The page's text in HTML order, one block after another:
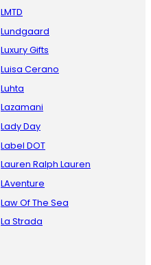
LMTD
Lundgaard
Luxury Gifts
Luisa Cerano
Luhta
Lazamani
Lady Day
Label DOT
Lauren Ralph Lauren
LAventure
Law Of The Sea
La Strada